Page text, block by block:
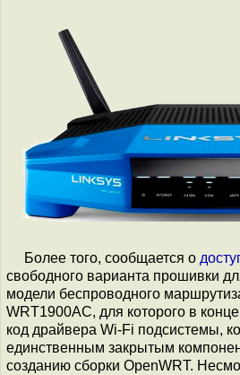
Более того, сообщается о
свободного варианта прошивки
модели беспроводного
WRT1900AC, для которого в
код драйвера Wi-Fi подсистемы,
единственным закрытым
созданию сборки OpenWRT.